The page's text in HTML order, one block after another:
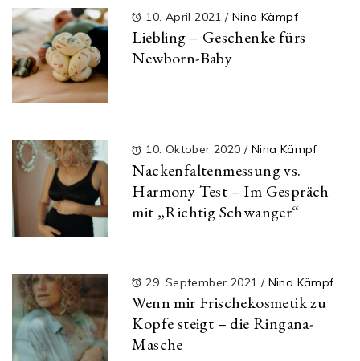
10. April 2021/ Nina Kämpf
Liebling – Geschenke fürs
Newborn-Baby
10. Oktober 2020 / Nina Kämpf
Nackenfaltenmessung vs.
Harmony Test – Im Gespräch
mit „Richtig Schwanger“
29. September 2021 / Nina Kämpf
Wenn mir Frischekosmetik zu
Kopfe steigt – die Ringana-
Masche